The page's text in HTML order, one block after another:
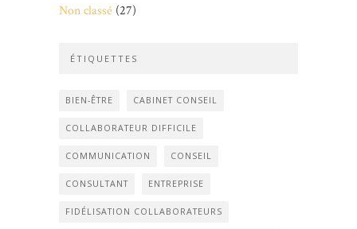
Non classé (27)
ÉTIQUETTES
BIEN-ÊTRE CABINET CONSEIL
COLLABORATEUR DIFFICILE
COMMUNICATION CONSEIL
CONSULTANT ENTREPRISE
FIDÉLISATION COLLABORATEURS